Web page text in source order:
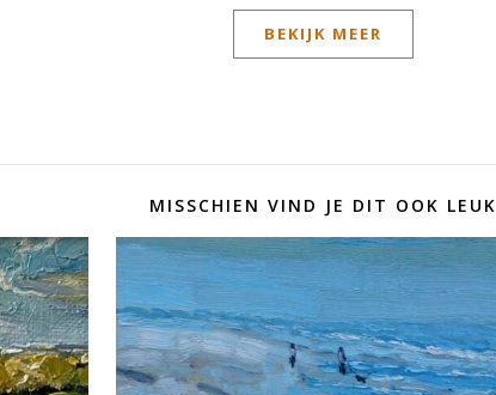
BEKIJK MEER
MISSCHIEN VIND JE DIT OOK LEUK